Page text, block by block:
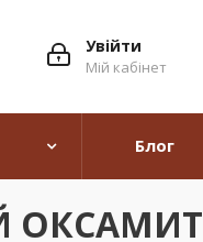
Увійти
Мій кабінет
Блог
ОКСАМИТ